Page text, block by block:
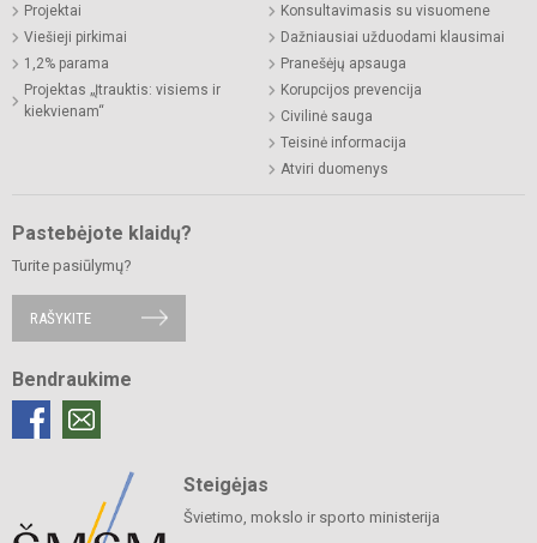
Projektai
Viešieji pirkimai
1,2% parama
Projektas „Įtrauktis: visiems ir
kiekvienam“
Konsultavimasis su visuomene
Dažniausiai užduodami klausimai
Pranešėjų apsauga
Korupcijos prevencija
Civilinė sauga
Teisinė informacija
Atviri duomenys
Pastebėjote klaidų?
Turite pasiūlymų?
RAŠYKITE
Bendraukime
Steigėjas
Švietimo, mokslo ir sporto ministerija